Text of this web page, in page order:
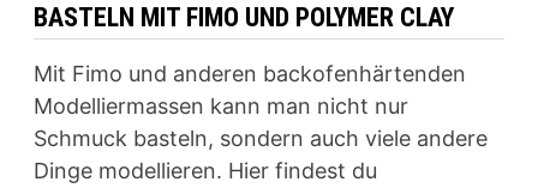
BASTELN MIT FIMO UND POLYMER CLAY
Mit Fimo und anderen backofenhärtenden
Modelliermassen kann man nicht nur
Schmuck basteln, sondern auch viele andere
Dinge modellieren. Hier findest du